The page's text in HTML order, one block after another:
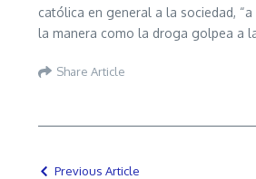
católica en general a la sociedad,
la manera como la droga golpea a
Share Article
Previous Article